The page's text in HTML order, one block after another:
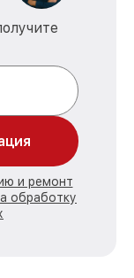
и ремонт
обработку